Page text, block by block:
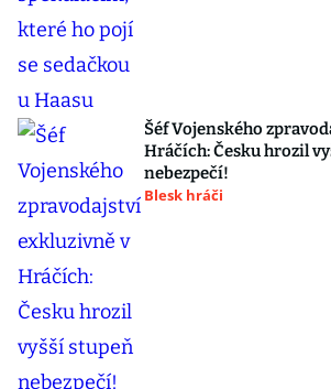
Šéf Vojenského
Hráčích: Česku hrozil
nebezpečí!
Blesk hráči